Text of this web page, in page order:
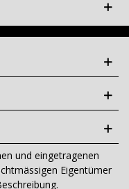
und eingetragenen
Eigentümer